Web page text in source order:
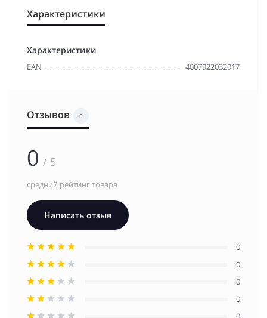
Характеристики
Характеристики
EAN 4007922032917
Отзывов 0
0 / 5
средний рейтинг товара
Написать отзыв
0
0
0
0